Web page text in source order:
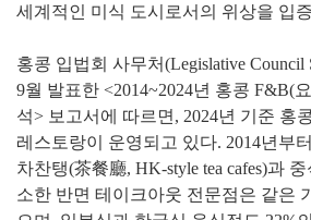
세계적인 미식 도시로서의 위상을 입
홍콩 입법회 사무처(Legislative Council
9월 발표한 <2014~2024년 홍콩 F&B(
석> 보고서에 따르면, 2024년 기준 홍
레스토랑이 운영되고 있다. 2014년부
차찬탱(茶餐廳, HK-style tea cafes)과
소한 반면 테이크아웃 전문점은 같은